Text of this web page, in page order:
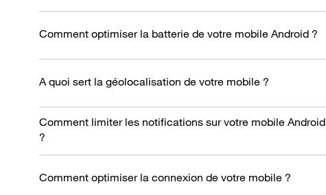
Comment optimiser la batterie de votre mobile Android ?
A quoi sert la géolocalisation de votre mobile ?
Comment limiter les notifications sur votre mobile Android
?
Comment optimiser la connexion de votre mobile ?